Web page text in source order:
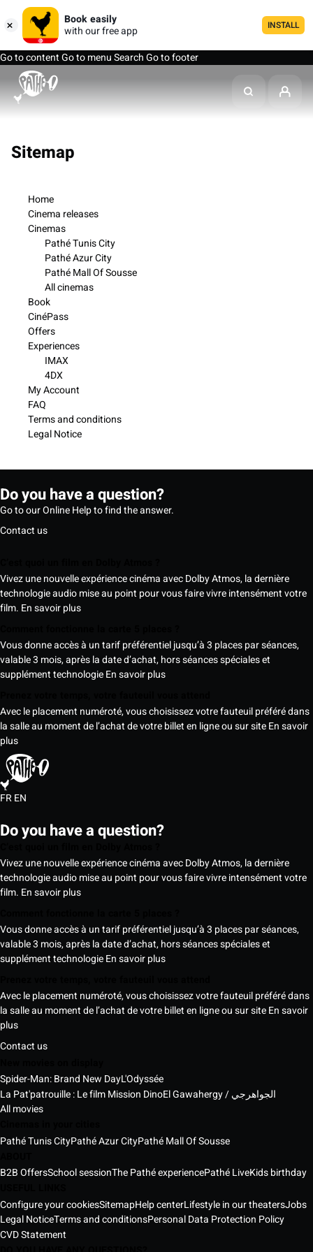
Book easily
with our free app
INSTALL
Go to contentGo to menuSearchGo to footer
Sitemap
Home
Cinema releases
Cinemas
Pathé Tunis City
Pathé Azur City
Pathé Mall Of Sousse
All cinemas
Book
CinéPass
Offers
Experiences
IMAX
4DX
My Account
FAQ
Terms and conditions
Legal Notice
Do you have a question?
Go to our Online Help to find the answer.
Contact us
Vivez une nouvelle expérience cinéma avec Dolby Atmos, la dernière
technologie audio mise au point pour vous faire vivre intensément votre
film. En savoir plus
Vous donne accès à un tarif préférentiel jusqu’à 3 places par séances,
valable 3 mois, après la date d’achat, hors séances spéciales et
supplément technologieEn savoir plus
Avec le placement numéroté, vous choisissez votre fauteuil préféré dans
la salle au moment de l’achat de votre billet en ligne ou sur siteEn savoir
plus
FREN
Do you have a question?
Vivez une nouvelle expérience cinéma avec Dolby Atmos, la dernière
technologie audio mise au point pour vous faire vivre intensément votre
film. En savoir plus
Vous donne accès à un tarif préférentiel jusqu’à 3 places par séances,
valable 3 mois, après la date d’achat, hors séances spéciales et
supplément technologieEn savoir plus
Avec le placement numéroté, vous choisissez votre fauteuil préféré dans
la salle au moment de l’achat de votre billet en ligne ou sur siteEn savoir
plus
Contact us
Spider-Man: Brand New DayL'Odyssée
La Pat'patrouille : Le film Mission Dino
El Gawahergy / الجواهرجي
All movies
Pathé Tunis CityPathé Azur CityPathé Mall Of Sousse
B2B OffersSchool sessionThe Pathé experiencePathé LiveKids birthday
Configure your cookiesSitemapHelp centerLifestyle in our theatersJobs
Legal NoticeTerms and conditionsPersonal Data Protection Policy
CVD Statement